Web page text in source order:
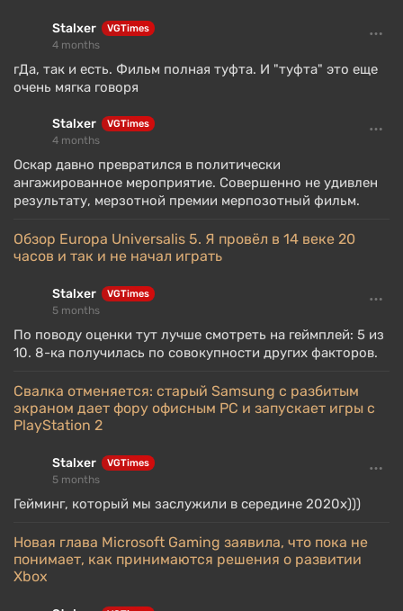
Stalxer VGTimes
4 months
гДа, так и есть. Фильм полная туфта. И "туфта" это еще
очень мягка говоря
Stalxer VGTimes
4 months
Оскар давно превратился в политически
ангажированное мероприятие. Совершенно не удивлен
результату, мерзотной премии мерпозотный фильм.
Обзор Europa Universalis 5. Я провёл в 14 веке 20
часов и так и не начал играть
Stalxer VGTimes
5 months
По поводу оценки тут лучше смотреть на геймплей: 5 из
10. 8-ка получилась по совокупности других факторов.
Свалка отменяется: старый Samsung с разбитым
экраном дает фору офисным PC и запускает игры с
PlayStation 2
Stalxer VGTimes
5 months
Гейминг, который мы заслужили в середине 2020х)))
Новая глава Microsoft Gaming заявила, что пока не
понимает, как принимаются решения о развитии
Xbox